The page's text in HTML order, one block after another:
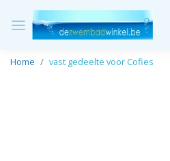
Home vast gedeelte voor Cofies